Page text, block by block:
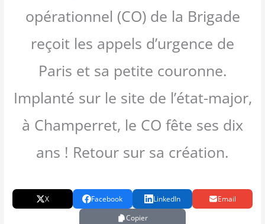
opérationnel (CO) de la Brigade
reçoit les appels d’urgence de
Paris et sa petite couronne.
Implanté sur le site de l’état-major,
à Champerret, le CO fête ses dix
ans ! Retour sur sa création.
X Facebook LinkedIn
Email
Copier